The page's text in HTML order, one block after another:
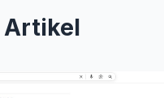
Artikel